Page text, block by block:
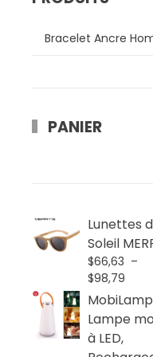
PANIER
Lunettes
Soleil
$66,63 –
$98,79
de
prix :
Lampe
à LED,